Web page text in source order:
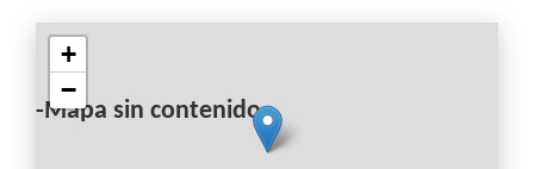
-Mapa sin contenido-
+
−